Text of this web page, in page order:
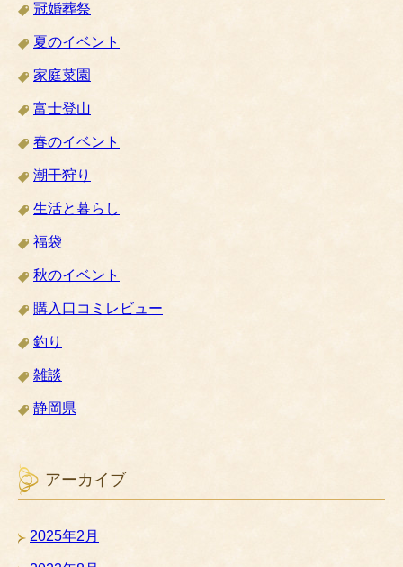
冠婚葬祭
夏のイベント
家庭菜園
富士登山
春のイベント
潮干狩り
生活と暮らし
福袋
秋のイベント
購入口コミレビュー
釣り
雑談
静岡県
アーカイブ
2025年2月